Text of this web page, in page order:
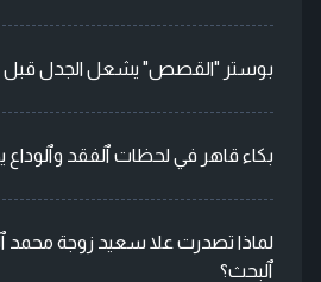
بوستر "القصص" يشعل الجدل قبل
بكاء قاهر في لحظات ٱلفقد وٱلوداع
لماذا تصدرت علا سعيد زوجة محمد
ٱلبحث؟